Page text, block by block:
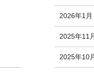
2026年1月
2025年11
2025年10